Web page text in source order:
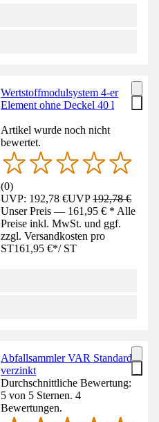
Wertstoffmodulsystem 4-er
Element ohne Deckel 40 l
Artikel wurde noch nicht
bewertet.
(0)
UVP: 192,78 €UVP192,78 €
Unser Preis — 161,95 € * Alle
Preise inkl. MwSt. und ggf.
zzgl. Versandkosten pro
ST161,95 €*/ ST
Abfallsammler VAR Standard
verzinkt
Durchschnittliche Bewertung:
5 von 5 Sternen. 4
Bewertungen.